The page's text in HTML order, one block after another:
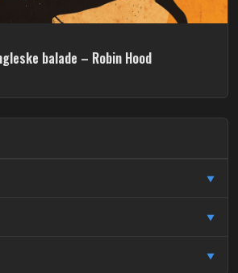
balade – Robin Hood
▼
Čulinec
Trnava
▼
▼